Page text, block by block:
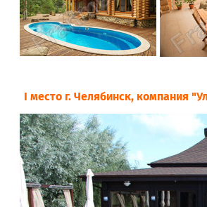
I место г. Челябинск, компания